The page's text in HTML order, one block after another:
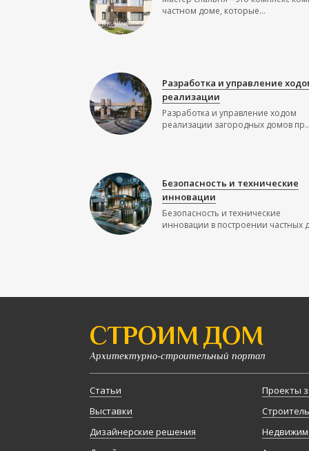
частном доме, которые...
Разработка и управление
реализации
Разработка и управление ходом
реализации загородных домов
Безопасность и технические
инновации
Безопасность и технические
инновации в построении частных
СТРОИМ ДОМ
Архитектурно-строительный портал
Статьи
Выставки
Дизайнерские решения
Проекты